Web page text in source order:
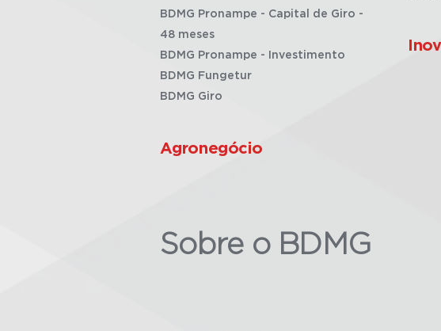
BDMG Pronampe - Capital de Giro -
48 meses
BDMG Pronampe - Investimento
BDMG Fungetur
BDMG Giro
Agronegócio
Sobre o BDMG